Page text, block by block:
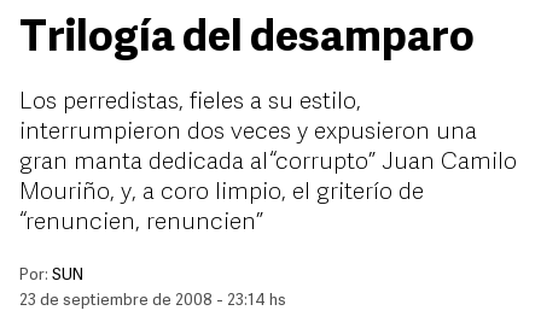
Trilogía del desamparo
Los perredistas, fieles a su estilo,
interrumpieron dos veces y expusieron una
gran manta dedicada al “corrupto” Juan Camilo
Mouriño, y, a coro limpio, el griterío de
“renuncien, renuncien”
Por: SUN
23 de septiembre de 2008 - 23:14 hs